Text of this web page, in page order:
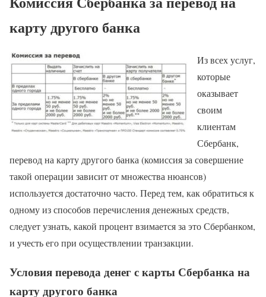
карту другого банка
Из всех услуг,
которые
оказывает
своим
клиентам
Сбербанк,
перевод на карту другого банка (комиссия за совершение
такой операции зависит от множества нюансов)
используется достаточно часто. Перед тем, как обратиться к
одному из способов перечисления денежных средств,
следует узнать, какой процент взимается за это Сбербанком,
и учесть его при осуществлении транзакции.
Условия перевода денег с карты Сбербанка на
карту другого банка